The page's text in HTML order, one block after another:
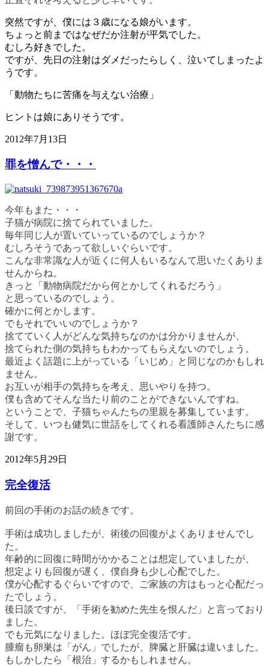
突然ですが、僕には３歳になる娘がいます。
ちょっと前まではなぜだか注射が平気でした。
むしろ好きでした。
ですが、先日の注射はダメだったらしく、泣いてしまったよ
うです。
「動物たちに苦痛を与えない治療」
ヒントは娘にありそうです。
2012年7月13日
罪を憎んで・・・
今年もまた・・・
子猫が病院に捨てられていました。
毎年同じ人が置いていっているのでしょうか？
むしろそうであって欲しいぐらいです。
こんな非常識な人が近くに何人もいるなんて思いたくありま
せんからね。
きっと「動物病院だから何とかしてくれるだろう」
と思っているのでしょう。
確かに何とかします。
でもそれでいいのでしょうか？
捨てていく人がどんな気持ちなのかは分かりませんが、
捨てられた側の気持ちもわかってもらえないのでしょう。
最近よく話題に上がっている「いじめ」と同じなのかもしれ
ません。
お互いが相手の気持ちを考え、思いやりを持つ。
僕も含めてそんな当たり前のことができないんですね。
ということで、子猫ちゃんたちの里親を募集しています。
そして、いつも健気に世話をしてくれる看護師さんたちに感
謝です。
2012年5月29日
完全復活
前回の手術のお話の続きです。
手術は成功しましたが、術後の回復がよくありませんでし
た。
年齢的に回復に時間がかかることは想定していましたが、
想定よりも回復が遅く、僕自身も少し心配でした。
僕が心配するぐらいですので、ご家族の方はもっと心配だっ
たでしょう。
後日談ですが、「手術を勧めた先生を恨んだ」と言っており
ました。
でも元気になりました。ほぼ完全復活です。
腫瘤も卵巣は「がん」でしたが、脾臓と肝臓は違いました。
もしかしたら「根治」するかもしれません。